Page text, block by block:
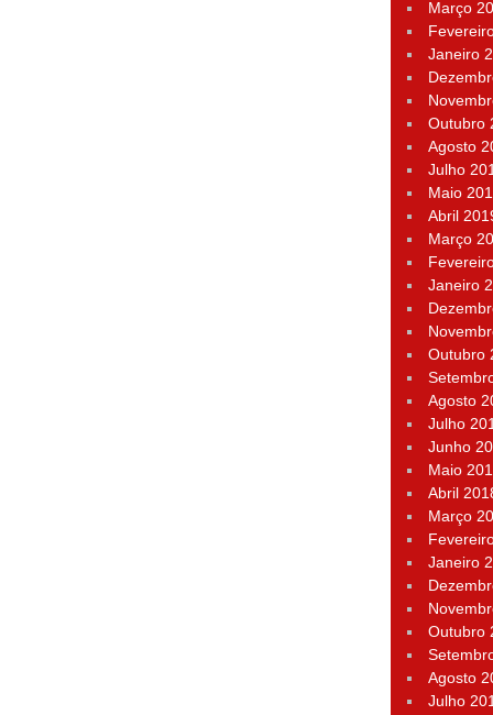
Março
Janeiro
Outubro
Agosto
Julho
Maio
Abril
Março
Janeiro
Outubro
Agosto
Julho
Junho
Maio
Abril
Março
Janeiro
Outubro
Agosto
Julho